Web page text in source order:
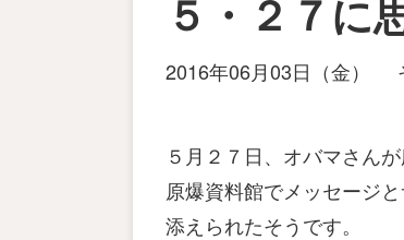
５・２７に
2016年06月03日（金）
５月２７日、オバマさん
原爆資料館でメッセージ
添えられたそうです。